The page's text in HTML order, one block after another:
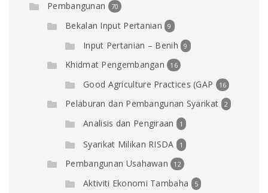
Pembangunan 70
Bekalan Input Pertanian 9
Input Pertanian – Benih 9
Khidmat Pengembangan 16
Good Agriculture Practices (GAP 16
Pelaburan dan Pembangunan Syarikat 2
Analisis dan Pengiraan 1
Syarikat Milikan RISDA 1
Pembangunan Usahawan 12
Aktiviti Ekonomi Tambaha 5